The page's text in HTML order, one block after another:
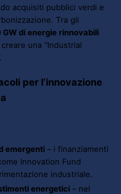
acquisiti pubblici verdi e
Tra gli
GW di energie rinnovabili
una “Industrial
per l’innovazione
emergenti – i finanziamenti
Innovation Fund
industriale.
energetici – nel